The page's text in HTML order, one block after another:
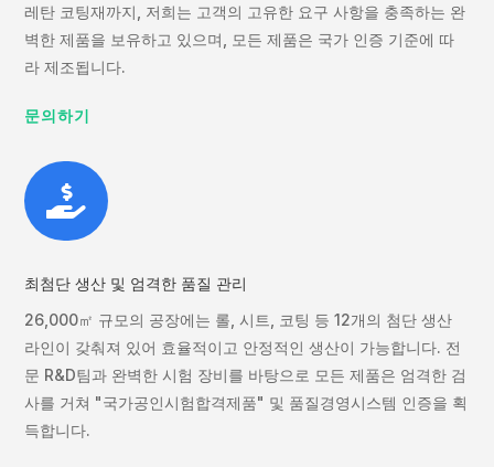
레탄 코팅재까지, 저희는 고객의 고유한 요구 사항을 충족하는 완
벽한 제품을 보유하고 있으며, 모든 제품은 국가 인증 기준에 따
라 제조됩니다.
문의하기

최첨단 생산 및 엄격한 품질 관리
26,000㎡ 규모의 공장에는 롤, 시트, 코팅 등 12개의 첨단 생산
라인이 갖춰져 있어 효율적이고 안정적인 생산이 가능합니다. 전
문 R&D팀과 완벽한 시험 장비를 바탕으로 모든 제품은 엄격한 검
사를 거쳐 "국가공인시험합격제품" 및 품질경영시스템 인증을 획
득합니다.